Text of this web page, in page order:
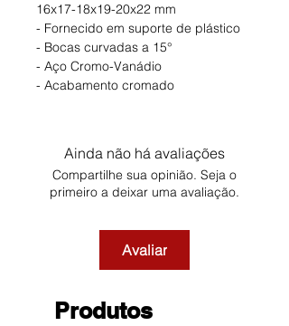
16x17-18x19-20x22 mm
- Fornecido em suporte de plástico
- Bocas curvadas a 15°
- Aço Cromo-Vanádio
- Acabamento cromado
Ainda não há avaliações
Compartilhe sua opinião. Seja o
primeiro a deixar uma avaliação.
Avaliar
Produtos